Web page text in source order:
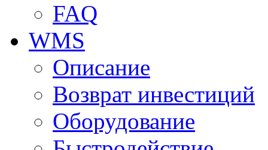
FAQ
WMS
Описание
Возврат инвестиций
Оборудование